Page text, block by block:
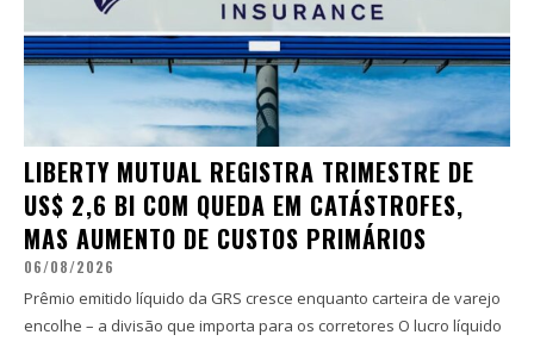
LIBERTY MUTUAL REGISTRA TRIMESTRE DE
US$ 2,6 BI COM QUEDA EM CATÁSTROFES,
MAS AUMENTO DE CUSTOS PRIMÁRIOS
06/08/2026
Prêmio emitido líquido da GRS cresce enquanto carteira de varejo
encolhe – a divisão que importa para os corretores O lucro líquido